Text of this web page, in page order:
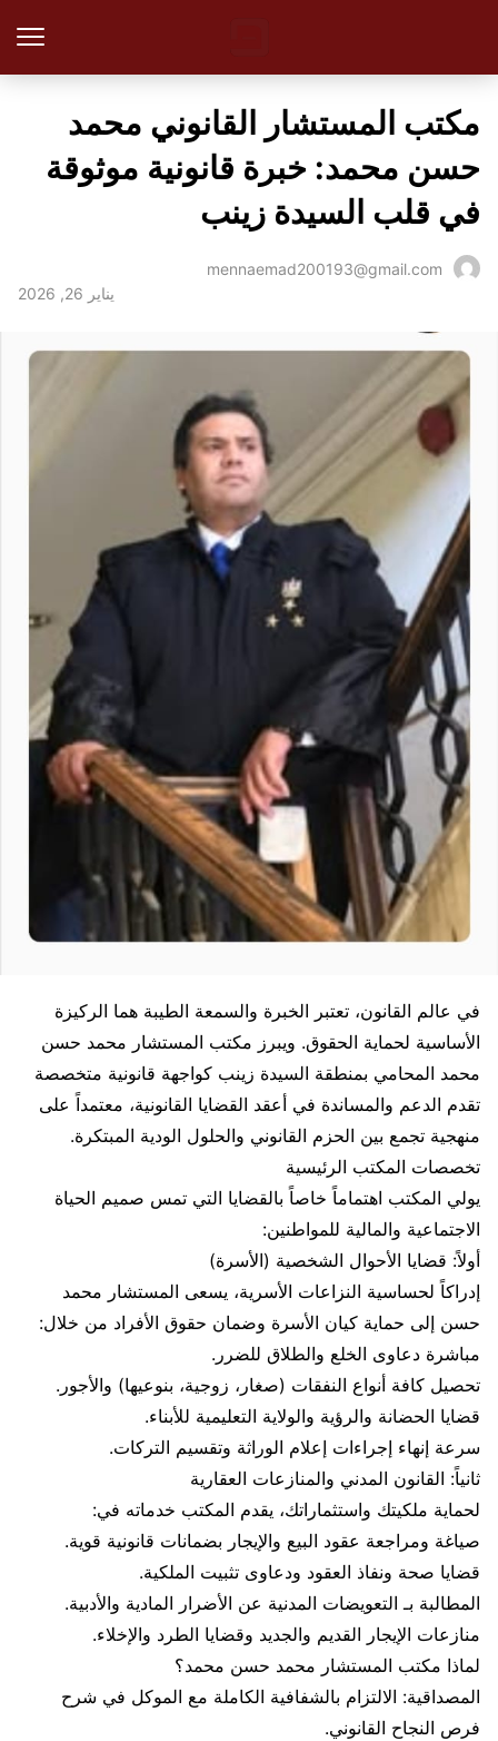
مكتب المستشار القانوني محمد
حسن محمد: خبرة قانونية موثوقة
في قلب السيدة زينب
mennaemad200193@gmail.com
يناير 26, 2026
​في عالم القانون، تعتبر الخبرة والسمعة الطيبة هما الركيزة
الأساسية لحماية الحقوق. ويبرز مكتب المستشار محمد حسن
محمد المحامي بمنطقة السيدة زينب كواجهة قانونية متخصصة
تقدم الدعم والمساندة في أعقد القضايا القانونية، معتمداً على
منهجية تجمع بين الحزم القانوني والحلول الودية المبتكرة.
​تخصصات المكتب الرئيسية
​يولي المكتب اهتماماً خاصاً بالقضايا التي تمس صميم الحياة
الاجتماعية والمالية للمواطنين:
​أولاً: قضايا الأحوال الشخصية (الأسرة)
إدراكاً لحساسية النزاعات الأسرية، يسعى المستشار محمد
حسن إلى حماية كيان الأسرة وضمان حقوق الأفراد من خلال:
​مباشرة دعاوى الخلع والطلاق للضرر.
​تحصيل كافة أنواع النفقات (صغار، زوجية، بنوعيها) والأجور.
​قضايا الحضانة والرؤية والولاية التعليمية للأبناء.
​سرعة إنهاء إجراءات إعلام الوراثة وتقسيم التركات.
​ثانياً: القانون المدني والمنازعات العقارية
لحماية ملكيتك واستثماراتك، يقدم المكتب خدماته في:
​صياغة ومراجعة عقود البيع والإيجار بضمانات قانونية قوية.
​قضايا صحة ونفاذ العقود ودعاوى تثبيت الملكية.
​المطالبة بـ التعويضات المدنية عن الأضرار المادية والأدبية.
​منازعات الإيجار القديم والجديد وقضايا الطرد والإخلاء.
​لماذا مكتب المستشار محمد حسن محمد؟
​المصداقية: الالتزام بالشفافية الكاملة مع الموكل في شرح
فرص النجاح القانوني.